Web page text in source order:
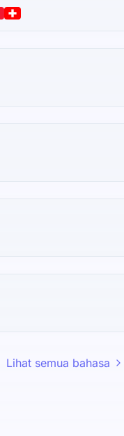
Lihat semua bahasa